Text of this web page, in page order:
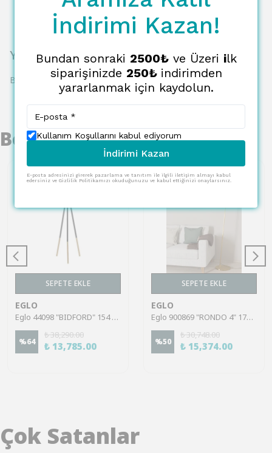
Yorumlar
Bu ürün için henüz yorum yapılmamış.
Benzer Ürünler
SEPETE EKLE
EGLO
Eglo 44098 "BIDFORD" 154 Cm Yüksekliğinde Ahşap, Çelik Köşe Lambası Lambader
%64
₺ 38,290.00
₺ 13,785.00
SEPETE EKLE
EGLO
Eglo 900869 "RONDO 4" 174,5 Cm Yüksekliğinde Çelik Köşe Lambası Lambader
%50
₺ 30,748.00
₺ 15,374.00
Çok Satanlar
İndirimi Kazan!
Bundan sonraki 2500₺ve Üzeri ilk
siparişinizde 250₺ indirimden
yararlanmak için kaydolun.
Kullanım Koşullarını kabul ediyorum
İndirimi Kazan
E-posta adresinizi girerek pazarlama ve tanıtım ile ilgili iletişim almayı kabul
edersiniz ve Gizlilik Politikamızı okuduğunuzu ve kabul ettiğinizi onaylarsınız.